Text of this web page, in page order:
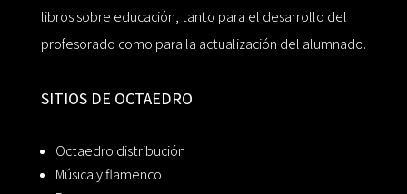
libros sobre educación, tanto para el desarrollo del
profesorado como para la actualización del alumnado.
SITIOS DE OCTAEDRO
Octaedro distribución
Música y flamenco